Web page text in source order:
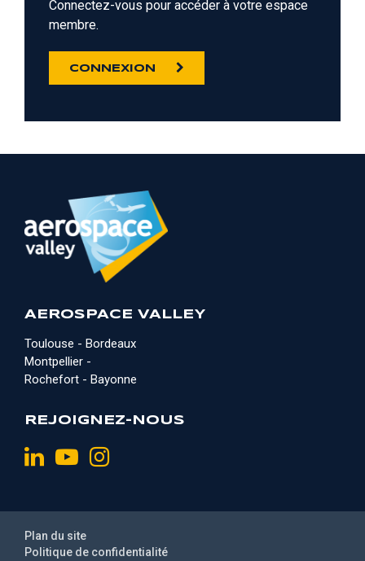
Connectez-vous pour accéder à votre espace
membre.
CONNEXION
AEROSPACE VALLEY
Toulouse - Bordeaux
Montpellier -
Rochefort - Bayonne
REJOIGNEZ-NOUS
Politique de confidentialité
Plan du site